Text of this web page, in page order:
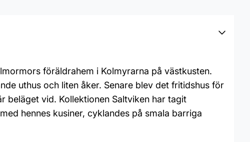
föräldrahem i Kolmyrarna på västkusten.
uthus och liten åker. Senare blev det fritidshus för
beläget vid. Kollektionen Saltviken har tagit
hennes kusiner, cyklandes på smala barriga